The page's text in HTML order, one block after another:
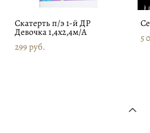
Скатерть п/э 1-й ДР
Девочка 1,4х2,4м/А
299 pуб.
5